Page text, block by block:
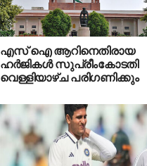
എസ് ഐ ആറിനെതിരായ
ഹർജികൾ സുപ്രീംകോടതി
വെള്ളിയാഴ്ച പരിഗണിക്കും